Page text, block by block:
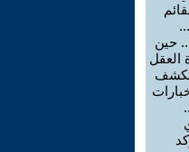
حين
العقل
تكشف